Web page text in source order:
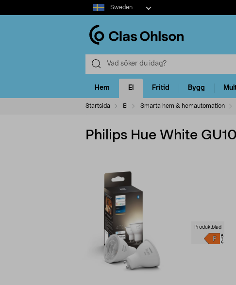
Select
market
Sweden
Hem El Fritid Bygg
Startsida El Smarta hem & hemautomation
Philips Hue White
Produktblad